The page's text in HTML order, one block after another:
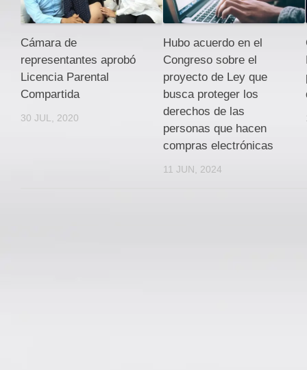
Cámara de
representantes aprobó
Licencia Parental
Compartida
30 JUL, 2020
Hubo acuerdo en el
Congreso sobre el
proyecto de Ley que
busca proteger los
derechos de las
personas que hacen
compras electrónicas
11 JUN, 2024